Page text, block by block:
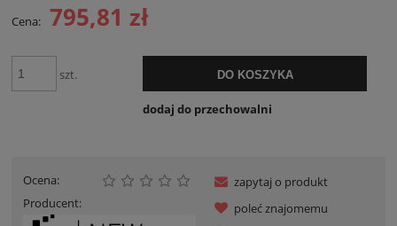
Cena: 795,81 zł
szt. DO KOSZYKA
dodaj do przechowalni
Ocena:
Producent:
zapytaj o produkt
poleć znajomemu